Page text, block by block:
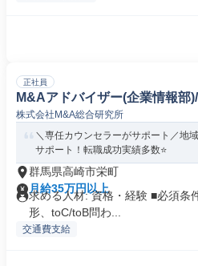
正社員
M&Aアドバイザー(企業情報部
株式会社M&A総合研究所
＼専任カウンセラーがサポート／地
サポート！転職成功実績多数⭐️
群馬県高崎市栄町
月給35万円以上
求める人材: 資格・経験 ■必須条
形、toC/toB問わ...
交通費支給